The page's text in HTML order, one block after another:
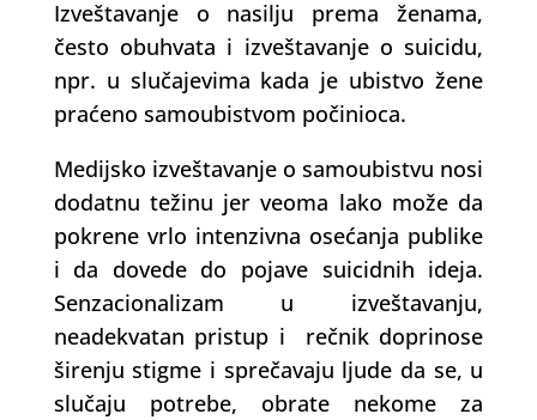
Izveštavanje o nasilju prema ženama,
često obuhvata i izveštavanje o suicidu,
npr. u slučajevima kada je ubistvo žene
praćeno samoubistvom počinioca.
Medijsko izveštavanje o samoubistvu nosi
dodatnu težinu jer veoma lako može da
pokrene vrlo intenzivna osećanja publike
i da dovede do pojave suicidnih ideja.
Senzacionalizam u izveštavanju,
neadekvatan pristup i rečnik doprinose
širenju stigme i sprečavaju ljude da se, u
slučaju potrebe, obrate nekome za